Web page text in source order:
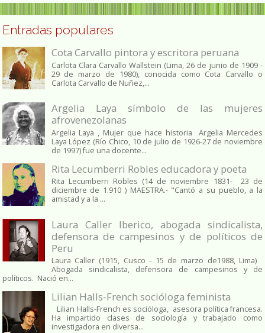
Entradas populares
Cota Carvallo pintora y escritora peruana
Carlota Clara Carvallo Wallstein (Lima, 26 de junio de 1909 -
29 de marzo de 1980), conocida como Cota Carvallo o
Carlota Carvallo de Nuñez,...
Argelia Laya símbolo de las mujeres
afrovenezolanas
Argelia Laya , Mujer que hace historia Argelia Mercedes
Laya López (Río Chico, 10 de julio de 1926-27 de noviembre
de 1997) fue una docente...
Rita Lecumberri Robles educadora y poeta
Rita Lecumberri Robles (14 de noviembre 1831- 23 de
diciembre de 1.910 ) MAESTRA.- "Cantó a su pueblo, a la
amistad y a la ...
Laura Caller Iberico, abogada sindicalista,
defensora de campesinos y de políticos de
Peru
Laura Caller (1915, Cusco - 15 de marzo de1988, Lima)
Abogada sindicalista, defensora de campesinos y de
políticos. Nació en...
Lilian Halls-French socióloga feminista
Lilian Halls-French es socióloga, asesora política francesa.
Ha impartido clases de sociología y trabajado como
investigadora en diversa...